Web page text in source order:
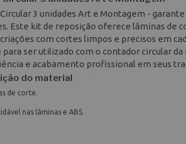
3 unidades Art e Montagem -
Este kit de reposição oferece lâminas de
com cortes limpos e precisos em
ser utilizado com o contador circular
e acabamento profissional em seus
do material
de corte.
nas lâminas e ABS.